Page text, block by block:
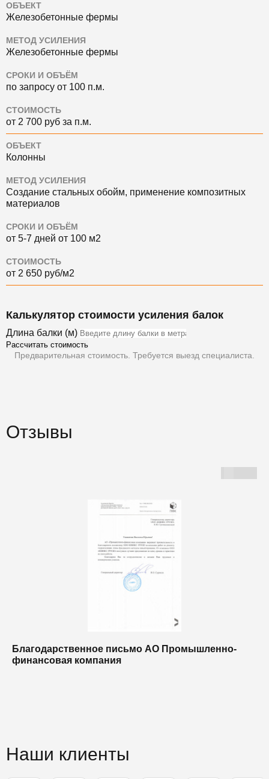
ОБЪЕКТ
Железобетонные фермы
МЕТОД УСИЛЕНИЯ
Железобетонные фермы
СРОКИ И ОБЪЁМ
по запросу от 100 п.м.
СТОИМОСТЬ
от 2 700 руб за п.м.
ОБЪЕКТ
Колонны
МЕТОД УСИЛЕНИЯ
Создание стальных обойм, применение композитных
материалов
СРОКИ И ОБЪЁМ
от 5-7 дней от 100 м2
СТОИМОСТЬ
от 2 650 руб/м2
Калькулятор стоимости усиления балок
Длина балки (м)
Рассчитать стоимость
Предварительная стоимость. Требуется выезд специалиста.
Отзывы
Благодарственное письмо АО Промышленно-
финансовая компания
Наши клиенты